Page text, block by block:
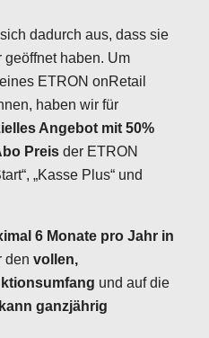
dadurch aus, dass sie
geöffnet haben. Um
ETRON onRetail
haben wir für
Angebot mit 50%
Preis der ETRON
„Kasse Plus“ und
6 Monate pro Jahr in
den vollen,
und auf die
ganzjährig